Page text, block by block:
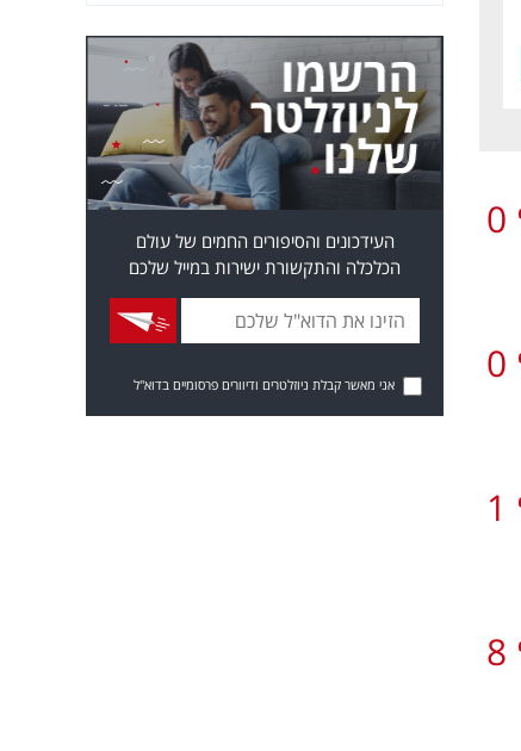
0
0
1
8
העידכונים והסיפורים החמים של עולם
הכלכלה והתקשורת ישירות במייל שלכם
אני מאשר קבלת ניוזלטרים ודיוורים פרסומיים בדוא"ל